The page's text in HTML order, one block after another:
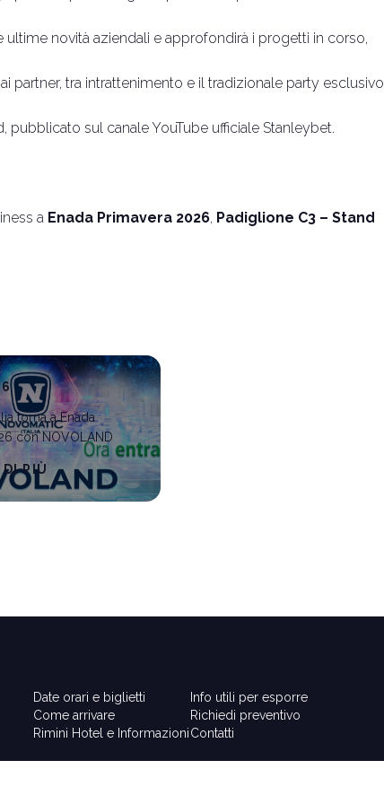
novità aziendali e approfondirà i progetti in corso,
partner, tra intrattenimento e il tradizionale party esclusivo
sul canale YouTube ufficiale Stanleybet.
a Enada Primavera 2026, Padiglione C3 – Stand
torna a Enada
con NOVOLAND
DI PIÙ
Date orari e biglietti
Come arrivare
Rimini Hotel e Informazioni
Info utili per esporre
Richiedi preventivo
Contatti